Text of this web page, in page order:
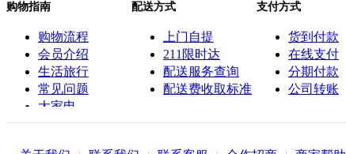
购物指南
购物流程
会员介绍
生活旅行
常见问题
大家电
联系客服
配送方式
上门自提
211限时达
配送服务查询
配送费收取标准
支付方式
货到付款
在线支付
分期付款
公司转账